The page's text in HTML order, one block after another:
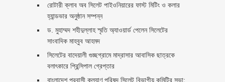
রোটারী ক্লাব অব সিলেট পাইওনিয়ারের ফাস্ট মিটিং ও কলার
হ্যান্ডভার অনুষ্ঠান সম্পন্ন
ড. মুহাম্মদ শহীদুল্লাহ স্মৃতি অ্যাওয়ার্ড পেলেন সিলেটের
সাংবাদিক মাহবুব আহমদ
সিলেটের বাদেয়ালী গুচ্ছগ্রামে মাদ্রাসার আবাসিক ছাত্রকে
বলাৎকারে প্রিন্সিপাল গ্রেপ্তার ‎
বাংলাদেশ প্রবাসী কল্যাণ পরিষদ সিলেট বিভাগীয় কমিটির সভা: